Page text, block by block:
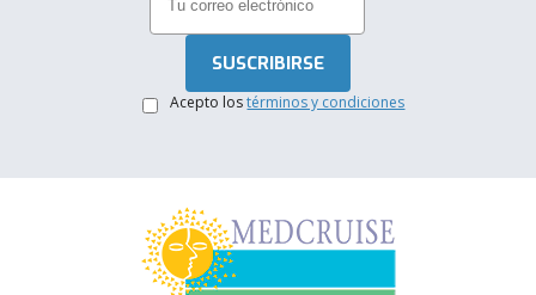
Acepto lostérminos y condiciones